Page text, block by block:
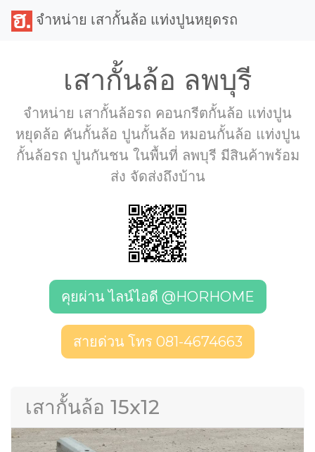
จำหน่าย เสากั้นล้อ แท่งปูนหยุดรถ
เสากั้นล้อ ลพบุรี
จำหน่าย เสากั้นล้อรถ คอนกรีตกั้นล้อ แท่งปูน
หยุดล้อ คันกั้นล้อ ปูนกั้นล้อ หมอนกั้นล้อ แท่งปูน
กั้นล้อรถ ปูนกันชน ในพื้นที่ ลพบุรี มีสินค้าพร้อม
ส่ง จัดส่งถึงบ้าน
คุยผ่าน ไลน์ไอดี @HORHOME
สายด่วน โทร 081-4674663
เสากั้นล้อ 15x12